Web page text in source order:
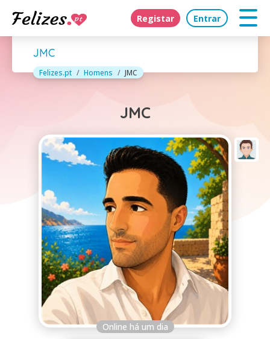
Registar Entrar
JMC
Felizes.pt Homens JMC
JMC
Online há um dia